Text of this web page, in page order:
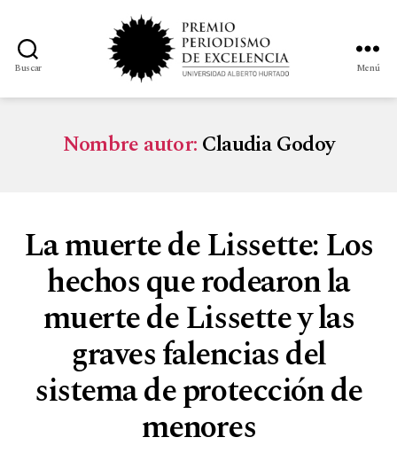
Buscar Menú
Nombre autor:Claudia Godoy
La muerte de Lissette: Los
hechos que rodearon la
muerte de Lissette y las
graves falencias del
sistema de protección de
menores